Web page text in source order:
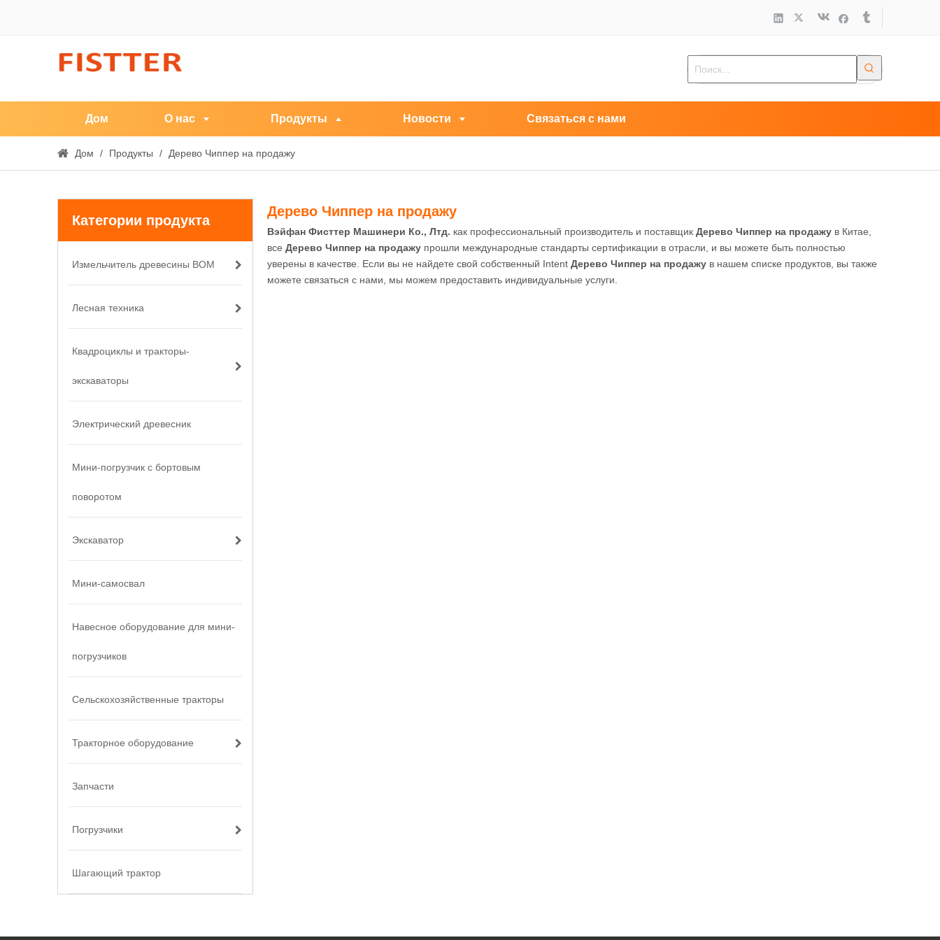
Дом О нас Продукты Новости Связаться с нами
Дом / Продукты / Дерево Чиппер на продажу
Категории продукта
Измельчитель древесины ВОМ
Лесная техника
Квадроциклы и тракторы-
экскаваторы
Электрический древесник
Мини-погрузчик с бортовым
поворотом
Экскаватор
Мини-самосвал
Навесное оборудование для мини-
погрузчиков
Сельскохозяйственные тракторы
Тракторное оборудование
Запчасти
Погрузчики
Шагающий трактор
Дерево Чиппер на продажу
Вэйфан Фисттер Машинери Ко., Лтд. как профессиональный производитель и поставщик Дерево Чиппер на продажу в Китае,
все Дерево Чиппер на продажу прошли международные стандарты сертификации в отрасли, и вы можете быть полностью
уверены в качестве. Если вы не найдете свой собственный Intent Дерево Чиппер на продажу в нашем списке продуктов, вы также
можете связаться с нами, мы можем предоставить индивидуальные услуги.